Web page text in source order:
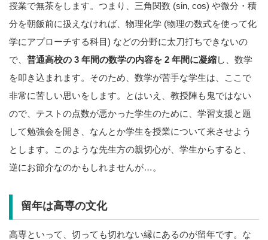
授業で無茶をします。つまり、三角関数 (sin, cos) や微分・積
分を朝飯前に扱えなければ、物理化学 (物理の数式を使って化
学にアプローチする科目) などの分野に太刀打ちできないの
で、 普通高校の 3 年間の数学の内容を 2 年間に凝縮し、数学
を叩き込まれます。そのため、数学が苦手な学生は、ここで
非常に苦しい思いをします。とはいえ、教授陣も鬼ではない
ので、テストの点数が悪かった学生のために、学習支援と題
して勉強会を開き、なんとか学生を授業について来させよう
とします。このような先生方の親切心が、学生からすると、
逆にお節介なのかもしれませんが…。
留年は高専の文化
高専といって、切っても切れない縁にあるのが留年です。な